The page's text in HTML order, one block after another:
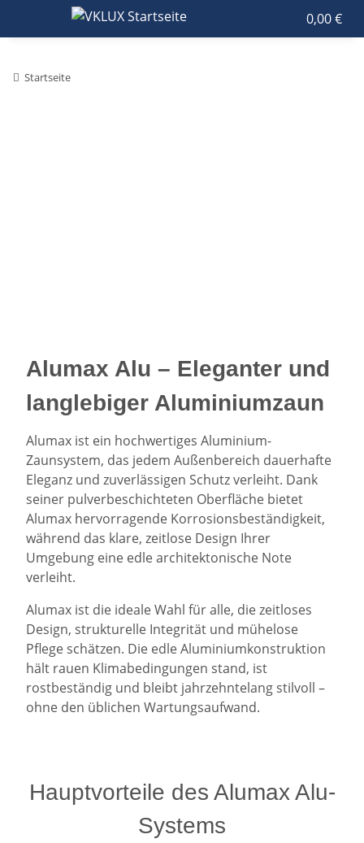
0,00 €
Startseite
Alumax Alu – Eleganter und
langlebiger Aluminiumzaun
Alumax ist ein hochwertiges Aluminium-
Zaunsystem, das jedem Außenbereich dauerhafte
Eleganz und zuverlässigen Schutz verleiht. Dank
seiner pulverbeschichteten Oberfläche bietet
Alumax hervorragende Korrosionsbeständigkeit,
während das klare, zeitlose Design Ihrer
Umgebung eine edle architektonische Note
verleiht.
Alumax ist die ideale Wahl für alle, die zeitloses
Design, strukturelle Integrität und mühelose
Pflege schätzen. Die edle Aluminiumkonstruktion
hält rauen Klimabedingungen stand, ist
rostbeständig und bleibt jahrzehntelang stilvoll –
ohne den üblichen Wartungsaufwand.
Hauptvorteile des Alumax Alu-
Systems